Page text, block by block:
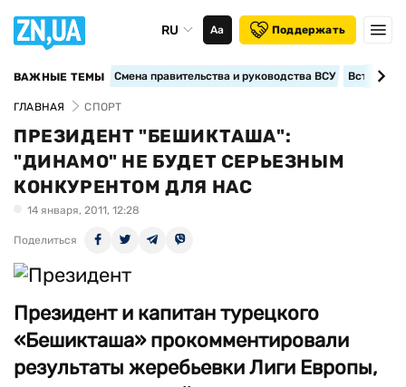
RU Аа Поддержать
ВАЖНЫЕ ТЕМЫ Смена правительства и руководства ВСУ
ГЛАВНАЯ СПОРТ
ПРЕЗИДЕНТ "БЕШИКТАША":
"ДИНАМО" НЕ БУДЕТ СЕРЬЕЗНЫМ
КОНКУРЕНТОМ ДЛЯ НАС
14 января, 2011, 12:28
Поделиться
Президент и капитан турецкого
«Бешикташа» прокомментировали
результаты жеребьевки Лиги Европы,